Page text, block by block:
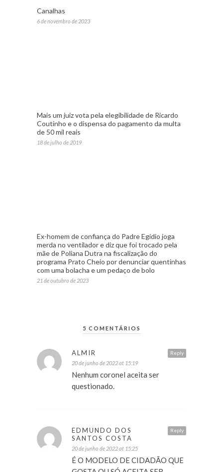
Canalhas
6 de novembro de 2023
Mais um juiz vota pela elegibilidade de Ricardo
Coutinho e o dispensa do pagamento da multa
de 50 mil reais
18 de julho de 2019
Ex-homem de confiança do Padre Egídio joga
merda no ventilador e diz que foi trocado pela
mãe de Poliana Dutra na fiscalização do
programa Prato Cheio por denunciar quentinhas
com uma bolacha e um pedaço de bolo
21 de outubro de 2023
5 COMENTÁRIOS
Reply
ALMIR
20 de junho de 2022 at 15:19
Nenhum coronel aceita ser
questionado.
Reply
EDMUNDO DOS
SANTOS COSTA
20 de junho de 2022 at 15:25
É O MODELO DE CIDADÃO QUE